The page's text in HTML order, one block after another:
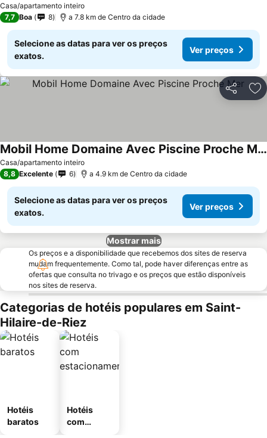
Casa/apartamento inteiro
Ver preços
7,7 Boa 8 a 7.8 km de Centro da cidade
Selecione as datas para ver os preços
exatos.
Ver preços
Partilhar
Casa/apartamento inteiro
Mobil Home Domaine Avec Piscine Proche Mer
Ver preços
8,8 Excelente 6 a 4.9 km de Centro da cidade
Selecione as datas para ver os preços
exatos.
Ver preços
Mostrar mais
Os preços e a disponibilidade que recebemos dos sites de reserva
mudam frequentemente. Como tal, pode haver diferenças entre as
ofertas que consulta no trivago e os preços que estão disponíveis
nos sites de reserva.
Categorias de hotéis populares em Saint-
Hilaire-de-Riez
Hotéis
baratos
Hotéis
com